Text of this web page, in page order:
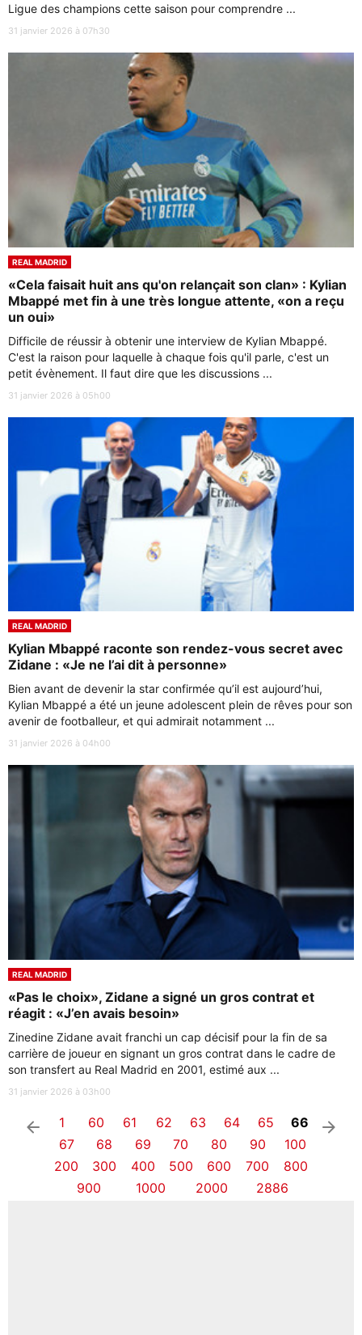
Ligue des champions cette saison pour comprendre ...
31 janvier 2026 à 07h30
REAL MADRID
«Cela faisait huit ans qu'on relançait son clan» : Kylian
Mbappé met fin à une très longue attente, «on a reçu
un oui»
Difficile de réussir à obtenir une interview de Kylian Mbappé.
C'est la raison pour laquelle à chaque fois qu'il parle, c'est un
petit évènement. Il faut dire que les discussions ...
31 janvier 2026 à 05h00
REAL MADRID
Kylian Mbappé raconte son rendez-vous secret avec
Zidane : «Je ne l’ai dit à personne»
Bien avant de devenir la star confirmée qu’il est aujourd’hui,
Kylian Mbappé a été un jeune adolescent plein de rêves pour son
avenir de footballeur, et qui admirait notamment ...
31 janvier 2026 à 04h00
REAL MADRID
«Pas le choix», Zidane a signé un gros contrat et
réagit : «J’en avais besoin»
Zinedine Zidane avait franchi un cap décisif pour la fin de sa
carrière de joueur en signant un gros contrat dans le cadre de
son transfert au Real Madrid en 2001, estimé aux ...
31 janvier 2026 à 03h00
arrow_left 1 60 61 62 63 64 65
66
67
68 69 70 80 90
100
200
300 400 500 600 700
800
900
1000 2000 2886
arrow_right